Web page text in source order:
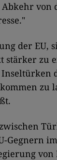
von
der EU,
stärker zu
zu
Gegnern